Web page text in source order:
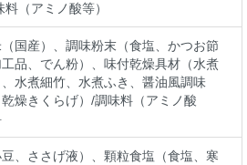
（アミノ酸等）
国産）、調味粉末（食塩、かつお節
品、でん粉）、味付乾燥具材（水煮
水煮細竹、水煮ふき、醤油風調味
燥きくらげ）/調味料（アミノ酸
、ささげ液）、顆粒食塩（食塩、寒